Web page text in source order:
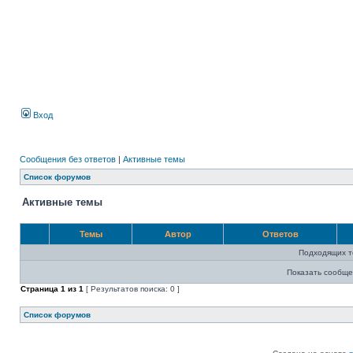
Вход
Сообщения без ответов | Активные темы
Список форумов
Активные темы
Темы Автор Ответов
Подходящих
Показать
Страница 1 из 1 [ Результатов поиска: 0 ]
Список форумов